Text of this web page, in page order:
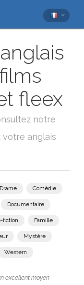
fleex
notre
votre anglais
Drame Comédie
Documentaire
fiction Famille
Mystère
Western
excellent moyen